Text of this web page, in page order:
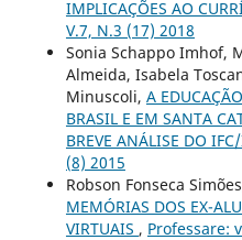
IMPLICAÇÕES AO
V.7, N.3 (17) 2018
Sonia Schappo Imhof,
Almeida, Isabela
Minuscoli, A
BRASIL E EM SANTA
BREVE ANÁLISE DO
(8) 2015
Robson Fonseca
MEMÓRIAS DOS EX-
VIRTUAIS , Professare: